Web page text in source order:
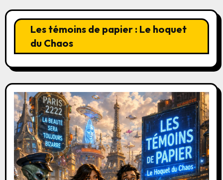
Les témoins de papier : Le hoquet
du Chaos